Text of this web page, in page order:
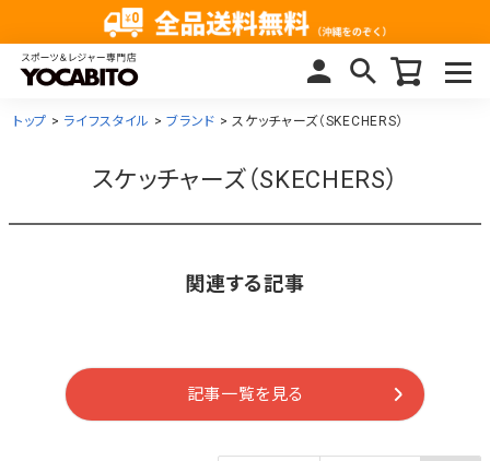
トップ ライフスタイル ブランド スケッチャーズ（SKECHERS）
スケッチャーズ（SKECHERS）
関連する記事
記事一覧を見る